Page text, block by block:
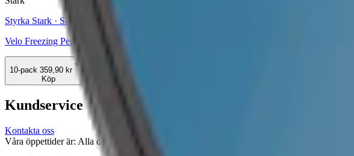
Styrka Stark · Slim
Velo Freezing Peppermint 14
10-pack 359,90 kr
Köp
Kundservice
Kontakta oss
Våra öppettider är: Alla dagar 08:00 - 18:00 Vi svarar vanligtvis inom 24 timmar på vardagar.